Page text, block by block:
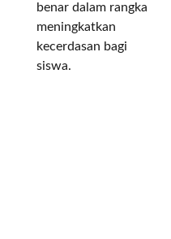
benar dalam rangka
meningkatkan
kecerdasan bagi
siswa.